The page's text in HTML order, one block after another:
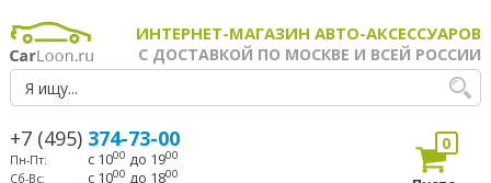
ИНТЕРНЕТ-МАГАЗИН АВТО-АКСЕССУАРОВ
С ДОСТАВКОЙ ПО МОСКВЕ И ВСЕЙ РОССИИ
+7 (495) 374-73-00
Пн-Пт: с 1000 до 1900
Сб-Вс: с 1000 до 1800
0